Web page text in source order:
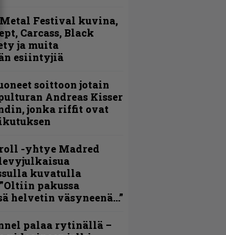
Festival kuvina,
Carcass, Black
ja muita
esiintyjiä
soittoon jotain
Andreas Kisser
jonka riffit ovat
roll -yhtye Madred
kuvatulla
pakussa
helvetin väsyneenä…”
palaa rytinällä –